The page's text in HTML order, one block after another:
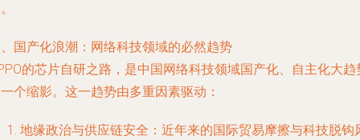
国产化浪潮：网络科技领域的必然趋势
的芯片自研之路，是中国网络科技领域国产化、自主化大趋
个缩影。这一趋势由多重因素驱动：
地缘政治与供应链安全：近年来的国际贸易摩擦与科技脱钩